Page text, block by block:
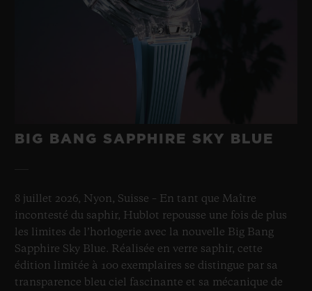
BIG BANG SAPPHIRE SKY BLUE
8 juillet 2026, Nyon, Suisse – En tant que Maître
incontesté du saphir, Hublot repousse une fois de plus
les limites de l’horlogerie avec la nouvelle Big Bang
Sapphire Sky Blue. Réalisée en verre saphir, cette
édition limitée à 100 exemplaires se distingue par sa
transparence bleu ciel fascinante et sa mécanique de